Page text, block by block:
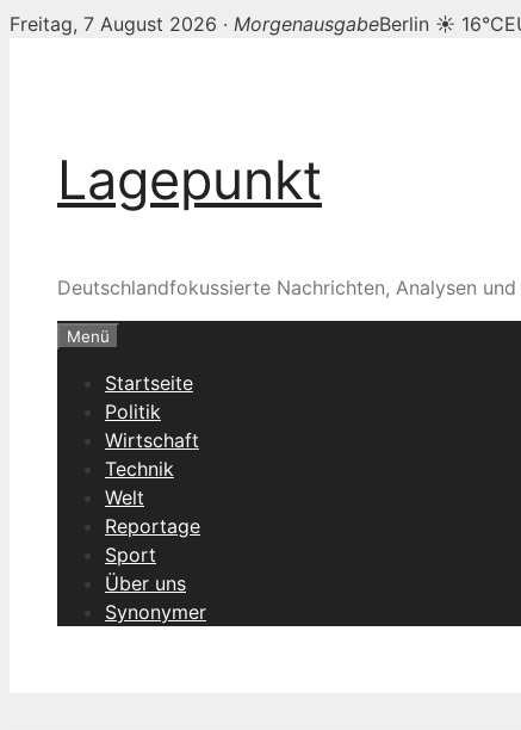
Freitag, 7 August 2026 · MorgenausgabeBerlin ☀ 16°C
Lagepunkt
Deutschlandfokussierte Nachrichten, Analysen
Menü
Startseite
Politik
Wirtschaft
Technik
Welt
Reportage
Sport
Über uns
Synonymer